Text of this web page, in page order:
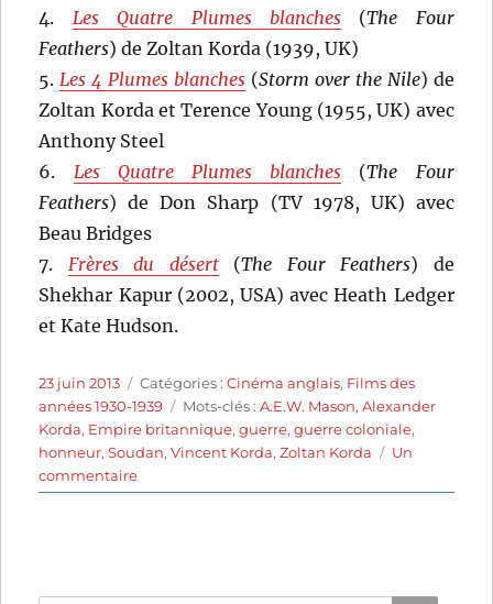
4. Les Quatre Plumes blanches(The Four
Feathers) de Zoltan Korda (1939, UK)
5.Les 4 Plumes blanches (Storm over the Nile) de
Zoltan Korda et Terence Young (1955, UK) avec
Anthony Steel
6. Les Quatre Plumes blanches (The Four
Feathers) de Don Sharp (TV 1978, UK) avec
Beau Bridges
7. Frères du désert(The Four Feathers) de
Shekhar Kapur (2002, USA) avec Heath Ledger
et Kate Hudson.
Publié
le
23 juin 2013 Catégories
Catégories :Cinéma anglais, Films des
années 1930-1939
Étiquettes
Mots-clés :A.E.W. Mason,Alexander
Korda, Empire britannique,guerre,guerre coloniale,
honneur,Soudan,Vincent Korda,Zoltan Korda
Un
commentairesur
Les